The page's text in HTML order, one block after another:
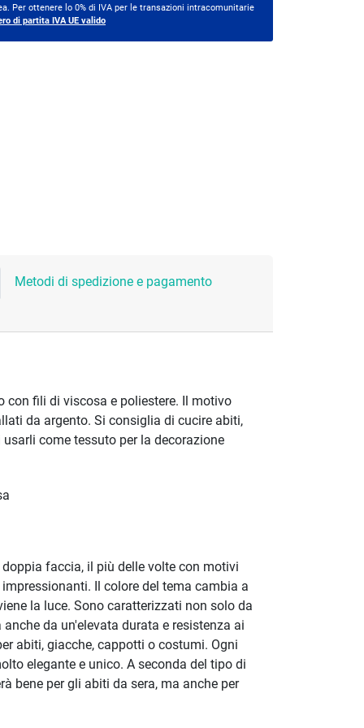
Per ottenere lo 0% di IVA per le transazioni intracomunitarie
di partita IVA UE valido
Metodi di spedizione e pagamento
con fili di viscosa e poliestere. Il motivo
da argento. Si consiglia di cucire abiti,
come tessuto per la decorazione
faccia, il più delle volte con motivi
Il colore del tema cambia a
la luce. Sono caratterizzati non solo da
da un'elevata durata e resistenza ai
abiti, giacche, cappotti o costumi. Ogni
elegante e unico. A seconda del tipo di
bene per gli abiti da sera, ma anche per